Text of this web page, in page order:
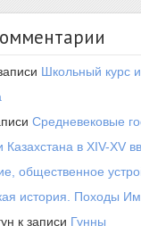
Школьный курс
Средневековые
Казахстана в XIV-XV
общественное
история. Походы
к записи Гунны